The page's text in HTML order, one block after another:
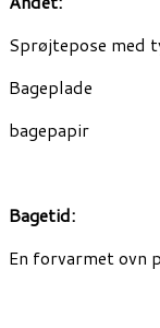
Sprøjtepose med
Bageplade
bagepapir
Bagetid:
En forvarmet ovn